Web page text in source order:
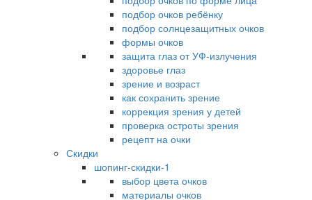
подбор очков ребёнку
подбор солнцезащитных очков
формы очков
защита глаз от УФ-излучения
здоровье глаз
зрение и возраст
как сохранить зрение
коррекция зрения у детей
проверка остроты зрения
рецепт на очки
Скидки
шопинг-скидки-1
выбор цвета очков
материалы очков